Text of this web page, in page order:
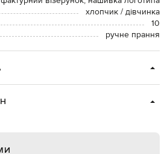
хлопчик / дівчинка
10
ручне прання